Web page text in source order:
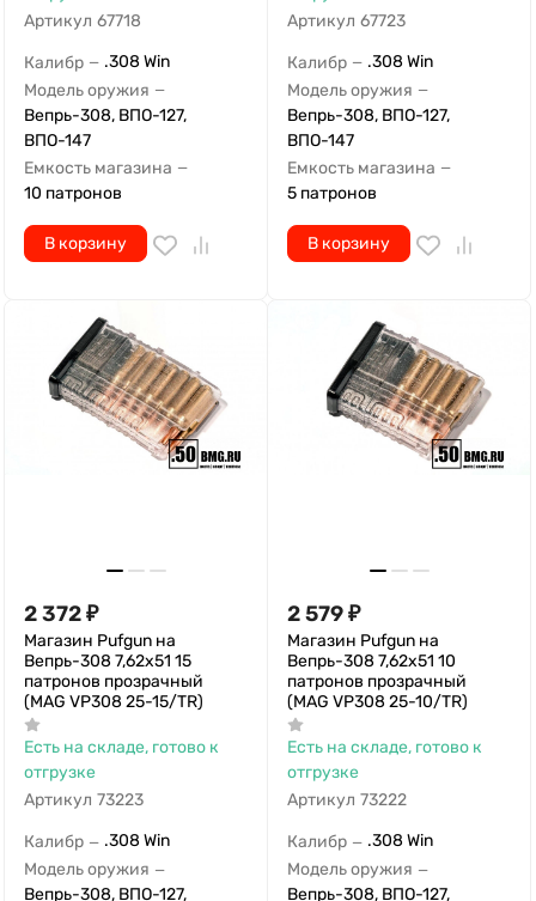
Артикул 67718
Калибр — .308 Win
Модель оружия —
Вепрь-308, ВПО-127,
ВПО-147
Емкость магазина —
10 патронов
В корзину
Артикул 67723
Калибр — .308 Win
Модель оружия —
Вепрь-308, ВПО-127,
ВПО-147
Емкость магазина —
5 патронов
В корзину
2 372₽
Магазин Pufgun на
Вепрь-308 7,62х51 15
патронов прозрачный
(MAG VP308 25-15/TR)
Есть на складе, готово к
отгрузке
Артикул 73223
Калибр — .308 Win
Модель оружия —
Вепрь-308, ВПО-127,
2 579₽
Магазин Pufgun на
Вепрь-308 7,62х51 10
патронов прозрачный
(MAG VP308 25-10/TR)
Есть на складе, готово к
отгрузке
Артикул 73222
Калибр — .308 Win
Модель оружия —
Вепрь-308, ВПО-127,